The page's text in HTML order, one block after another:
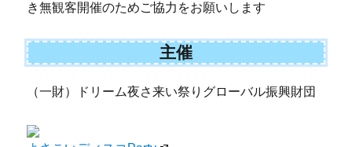
き無観客開催のためご協力をお願いします
主催
（一財）ドリーム夜さ来い祭りグローバル振興財団